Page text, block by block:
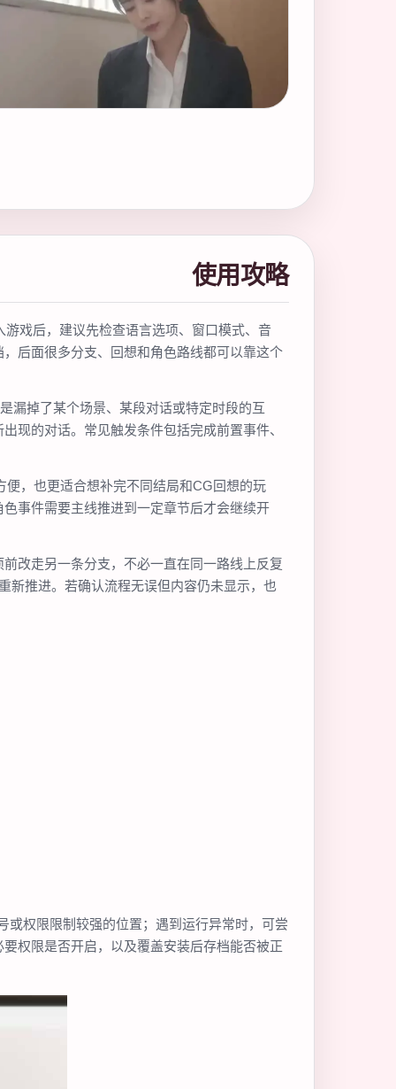
使用攻略
戏后，建议先检查语言选项、窗口模式、音
后面很多分支、回想和角色路线都可以靠这个
漏掉了某个场景、某段对话或特定时段的互
现的对话。常见触发条件包括完成前置事件、
便，也更适合想补完不同结局和CG回想的玩
事件需要主线推进到一定章节后才会继续开
改走另一条分支，不必一直在同一路线上反复
新推进。若确认流程无误但内容仍未显示，也
权限限制较强的位置；遇到运行异常时，可尝
权限是否开启，以及覆盖安装后存档能否被正